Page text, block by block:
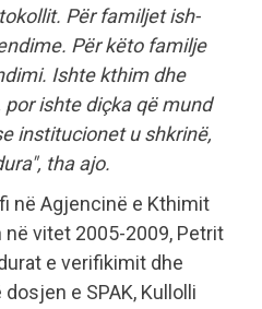
Për familjet ish-
Për këto familje
Ishte kthim dhe
ishte diçka që mund
institucionet u shkrinë,
tha ajo.
në Agjencinë e Kthimit
në vitet 2005-2009, Petrit
e verifikimit dhe
e SPAK, Kullolli